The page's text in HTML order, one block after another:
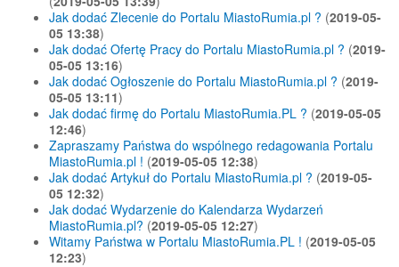
Jak dodać Zlecenie do Portalu MiastoRumia.pl ? (2019-05-
05 13:38)
Jak dodać Ofertę Pracy do Portalu MiastoRumia.pl ? (2019-
05-05 13:16)
Jak dodać Ogłoszenie do Portalu MiastoRumia.pl ? (2019-
05-05 13:11)
Jak dodać firmę do Portalu MiastoRumia.PL ? (2019-05-05
12:46)
Zapraszamy Państwa do wspólnego redagowania Portalu
MiastoRumia.pl ! (2019-05-05 12:38)
Jak dodać Artykuł do Portalu MiastoRumia.pl ? (2019-05-
05 12:32)
Jak dodać Wydarzenie do Kalendarza Wydarzeń
MiastoRumia.pl? (2019-05-05 12:27)
Witamy Państwa w Portalu MiastoRumia.PL ! (2019-05-05
12:23)